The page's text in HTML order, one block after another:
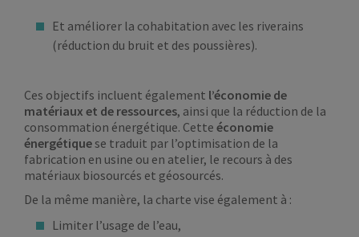
Et améliorer la cohabitation avec les riverains
(réduction du bruit et des poussières).
Ces objectifs incluent également l’économie de
matériaux et de ressources, ainsi que la réduction de la
consommation énergétique. Cette économie
énergétiquese traduit par l’optimisation de la
fabrication en usine ou en atelier, le recours à des
matériaux biosourcés et géosourcés.
De la même manière, la charte vise également à :
Limiter l’usage de l’eau,